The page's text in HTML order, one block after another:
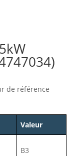
de référence
Valeur
B3